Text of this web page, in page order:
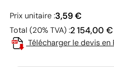
Prix unitaire :3,59 €
Total (20% TVA) :2 154,00 €
Télécharger le devis en